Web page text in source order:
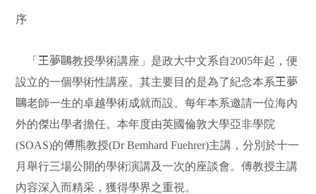
序
「王夢鷗教授學術講座」是政大中文系自2005年起，便
設立的一個學術性講座。其主要目的是為了紀念本系王夢
鷗老師一生的卓越學術成就而設。每年本系邀請一位海內
外的傑出學者擔任。本年度由英國倫敦大學亞非學院
(SOAS)的傅熊教授(Dr Bemhard Fuehrer)主講，分別於十一
月舉行三場公開的學術演講及一次的座談會。傅教授主講
內容深入而精采，獲得學界之重視。